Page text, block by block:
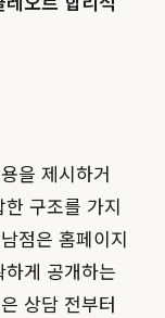
을 제시하거
구조를 가지
점은 홈페이지
게 공개하는
상담 전부터